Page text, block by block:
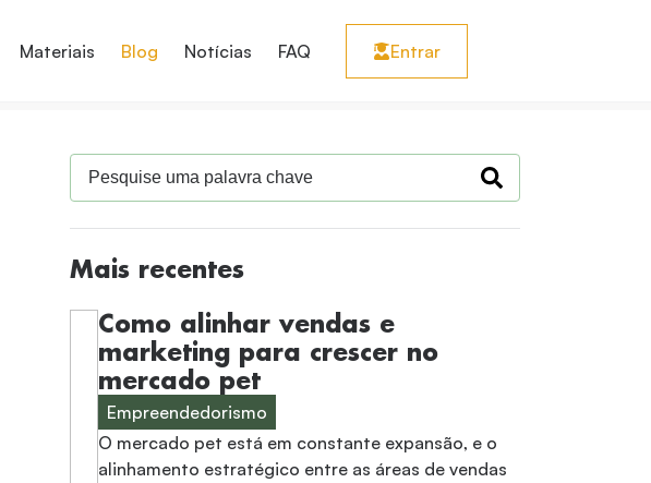
Materiais Blog Notícias FAQ Entrar
Mais recentes
Como alinhar vendas e
marketing para crescer no
mercado pet
Empreendedorismo
O mercado pet está em constante expansão, e o
alinhamento estratégico entre as áreas de vendas